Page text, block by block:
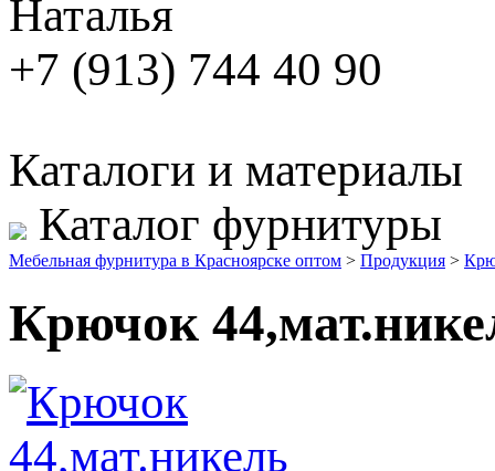
Наталья
+7 (913) 744 40 90
Каталоги и материалы
Каталог фурнитуры
Мебельная фурнитура в Красноярске оптом > Продукция >
Крючок